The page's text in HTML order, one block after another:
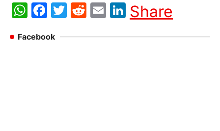
WhatsApp
Facebook
Twitter
Reddit
EmailLinkedIn
Share
Facebook